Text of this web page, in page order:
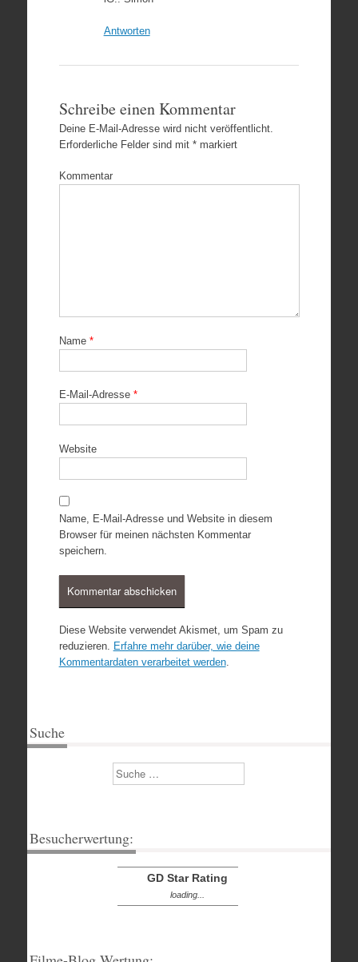
Antworten
Schreibe einen Kommentar
Deine E-Mail-Adresse wird nicht veröffentlicht.
Erforderliche Felder sind mit *markiert
Kommentar
Name *
E-Mail-Adresse *
Website
Name, E-Mail-Adresse und Website in diesem
Browser für meinen nächsten Kommentar
speichern.
Diese Website verwendet Akismet, um Spam zu
reduzieren. Erfahre mehr darüber, wie deine
Kommentardaten verarbeitet werden.
Suche
Suchen
Besucherwertung:
GD Star Rating
loading...